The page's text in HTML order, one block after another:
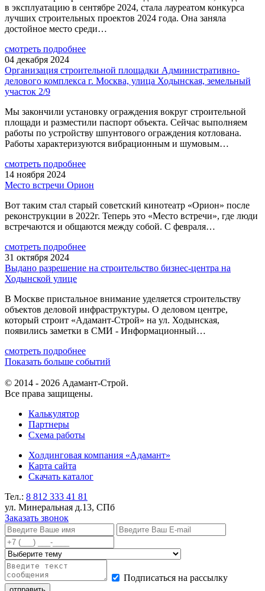
в эксплуатацию в сентябре 2024, стала лауреатом конкурса
лучших строительных проектов 2024 года. Она заняла
достойное место среди…
смотреть подробнее
04 декабря 2024
Организация строительной площадки Административно-
делового комплекса г. Москва, улица Ходынская, земельный
участок 2/9
Мы закончили установку ограждения вокруг строительной
площади и разместили паспорт объекта. Сейчас выполняем
работы по устройству шпунтового ограждения котлована.
Работы характеризуются вибрационным и шумовым…
смотреть подробнее
14 ноября 2024
Место встречи Орион
Вот таким стал старый советский кинотеатр «Орион» после
реконструкции в 2022г. Теперь это «Место встречи», где люди
встречаются и общаются между собой. С февраля…
смотреть подробнее
31 октября 2024
Выдано разрешение на строительство бизнес-центра на
Ходынской улице
В Москве пристальное внимание уделяется строительству
объектов деловой инфраструктуры. О деловом центре,
который строит «Адамант-Строй» на ул. Ходынская,
появились заметки в СМИ - Информационный…
смотреть подробнее
Показать больше событий
© 2014 - 2026 Адамант-Строй.
Все права защищены.
Калькулятор
Партнеры
Схема работы
Холдинговая компания «Адамант»
Карта сайта
Скачать каталог
Тел.: 8 812 333 41 81
ул. Минеральная д.13, СПб
Заказать звонок
Подписаться на рассылку